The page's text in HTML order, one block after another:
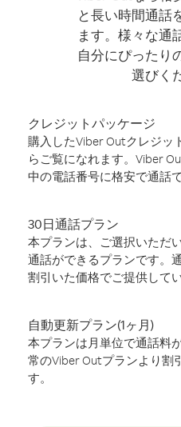
と長い時間通話
ます。様々な通
自分にぴったり
選びく
クレジットパッケージ
購入したViber Outクレジッ
らご覧になれます。Viber
中の電話番号に格安で通話で
30日通話プラン
本プランは、ご選択いただ
通話ができるプランです。
割引いた価格でご提供してい
自動更新プラン(1ヶ月)
本プランは月単位で通話料
常のViber Outプランより割
す。